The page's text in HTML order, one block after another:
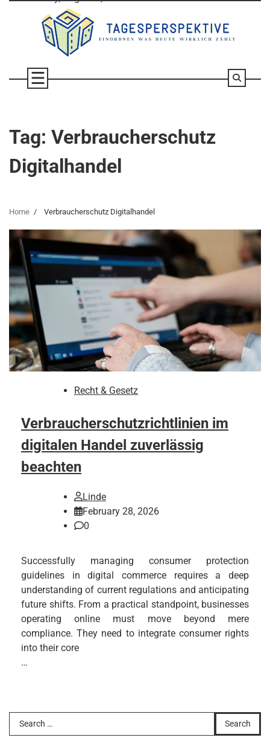
Tag: Verbraucherschutz
Digitalhandel
Home Verbraucherschutz Digitalhandel
Recht & Gesetz
Verbraucherschutzrichtlinien im
digitalen Handel zuverlässig
beachten
Linde
February 28, 2026
0
Successfully managing consumer protection
guidelines in digital commerce requires a deep
understanding of current regulations and anticipating
future shifts. From a practical standpoint, businesses
operating online must move beyond mere
compliance. They need to integrate consumer rights
into their core
…
Search
for: